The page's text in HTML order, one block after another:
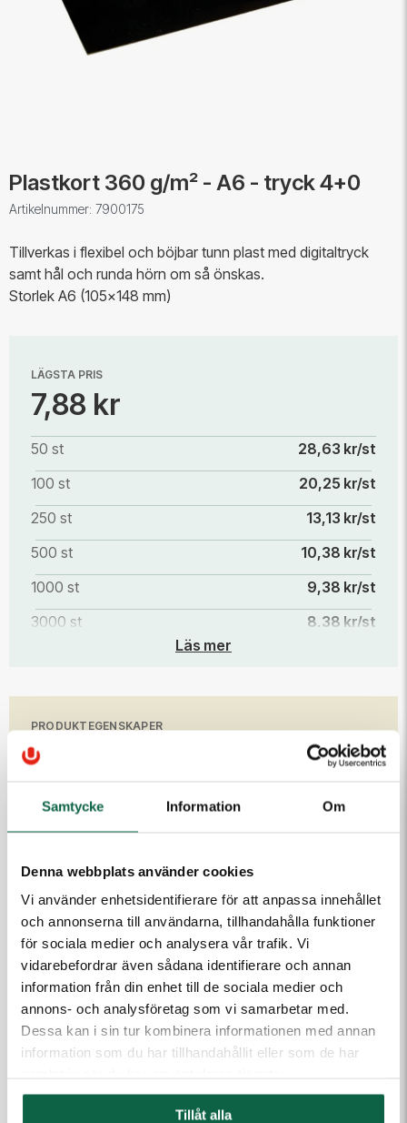
Samtycke Information Om
Denna webbplats använder cookies
Vi använder enhetsidentifierare för att anpassa innehållet
och annonserna till användarna, tillhandahålla funktioner
för sociala medier och analysera vår trafik. Vi
vidarebefordrar även sådana identifierare och annan
information från din enhet till de sociala medier och
annons- och analysföretag som vi samarbetar med.
Dessa kan i sin tur kombinera informationen med annan
information som du har tillhandahållit eller som de har
Tillåt alla
Plastkort 360 g/m² - A6 - tryck 4+0
Artikelnummer: 7900175
Tillverkas i flexibel och böjbar tunn plast med digitaltryck
samt hål och runda hörn om så önskas.
Storlek A6 (105x148 mm)
LÄGSTA PRIS
7,88 kr
50 st
28,63 kr/st
100 st
20,25 kr/st
250 st
13,13 kr/st
500 st
10,38 kr/st
1000 st
9,38 kr/st
3000 st
8,38 kr/st
Läs mer
PRODUKTEGENSKAPER
Höjd (mm)
så kontaktar vi dig.
E-post
Telefon
Meddelande till kundtjänst